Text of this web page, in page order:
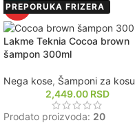
HOT
PREPORUKA FRIZERA
Lakme Teknia Cocoa brown
šampon 300ml
Nega kose, Šamponi za kosu
2,449.00 RSD
Prodato proizvoda: 20